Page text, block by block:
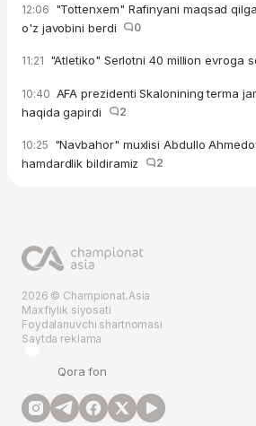
12:06 "Tottenxem" Rafinyani maqsad
o'z javobini berdi
0
11:21 "Atletiko" Serlotni 40 million evroga
10:40 AFA prezidenti Skalonining terma
haqida gapirdi
2
10:25 "Navbahor" muxlisi Abdullo
hamdardlik bildiramiz
2
2026 © Championat.Asia
Maxfiylik siyosati
Foydalanuvchi shartnomasi
Saytda reklama
Qora fon